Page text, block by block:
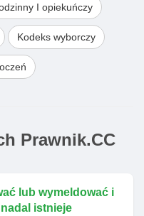
I opiekuńczy
Kodeks wyborczy
Prawnik.CC
lub wymeldować i
istnieje